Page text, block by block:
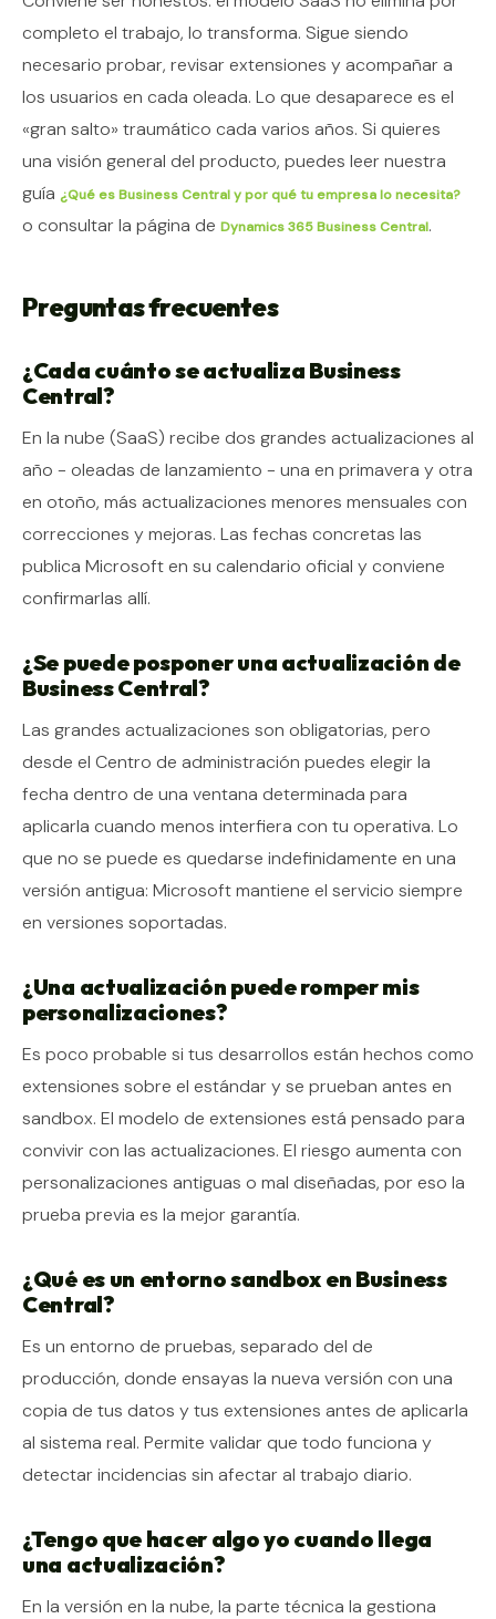
completo el trabajo, lo transforma. Sigue siendo
necesario probar, revisar extensiones y acompañar a
los usuarios en cada oleada. Lo que desaparece es el
«gran salto» traumático cada varios años. Si quieres
una visión general del producto, puedes leer nuestra
guía ¿Qué es Business Central y por qué tu empresa lo necesita?
o consultar la página de Dynamics 365 Business Central.
Preguntas frecuentes
¿Cada cuánto se actualiza Business
Central?
En la nube (SaaS) recibe dos grandes actualizaciones al
año - oleadas de lanzamiento - una en primavera y otra
en otoño, más actualizaciones menores mensuales con
correcciones y mejoras. Las fechas concretas las
publica Microsoft en su calendario oficial y conviene
confirmarlas allí.
¿Se puede posponer una actualización de
Business Central?
Las grandes actualizaciones son obligatorias, pero
desde el Centro de administración puedes elegir la
fecha dentro de una ventana determinada para
aplicarla cuando menos interfiera con tu operativa. Lo
que no se puede es quedarse indefinidamente en una
versión antigua: Microsoft mantiene el servicio siempre
en versiones soportadas.
¿Una actualización puede romper mis
personalizaciones?
Es poco probable si tus desarrollos están hechos como
extensiones sobre el estándar y se prueban antes en
sandbox. El modelo de extensiones está pensado para
convivir con las actualizaciones. El riesgo aumenta con
personalizaciones antiguas o mal diseñadas, por eso la
prueba previa es la mejor garantía.
¿Qué es un entorno sandbox en Business
Central?
Es un entorno de pruebas, separado del de
producción, donde ensayas la nueva versión con una
copia de tus datos y tus extensiones antes de aplicarla
al sistema real. Permite validar que todo funciona y
detectar incidencias sin afectar al trabajo diario.
¿Tengo que hacer algo yo cuando llega
una actualización?
En la versión en la nube, la parte técnica la gestiona